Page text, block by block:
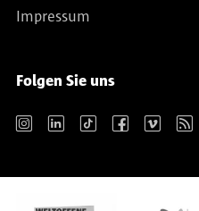
Impressum
Folgen Sie uns
Instagram LinkedIn TikTok Facebook Vimeo RSS